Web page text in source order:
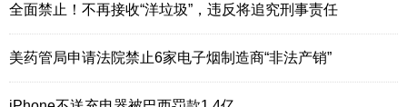
全面禁止！不再接收“洋垃圾”，违反将追究刑事责任
美药管局申请法院禁止6家电子烟制造商“非法产销”